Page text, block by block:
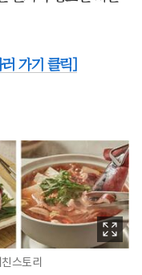
가기 클릭]
스토리